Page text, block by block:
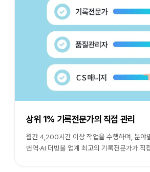
상위 1% 기록전문가의 직접 관리
월간 4,200시간 이상 작업을 수행하며, 분야
번역·AI 더빙을 업계 최고의 기록전문가가 직